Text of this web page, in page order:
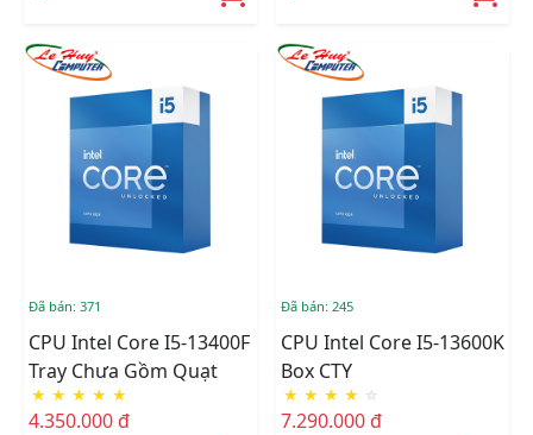
Đã bán: 371
CPU Intel Core I5-13400F
Tray Chưa Gồm Quạt
★ ★ ★ ★ ★
4.350.000 đ
Đã bán: 245
CPU Intel Core I5-13600K
Box CTY
★ ★ ★ ★ ☆
7.290.000 đ